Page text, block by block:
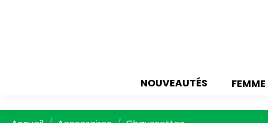
NOUVEAUTÉS FEMME